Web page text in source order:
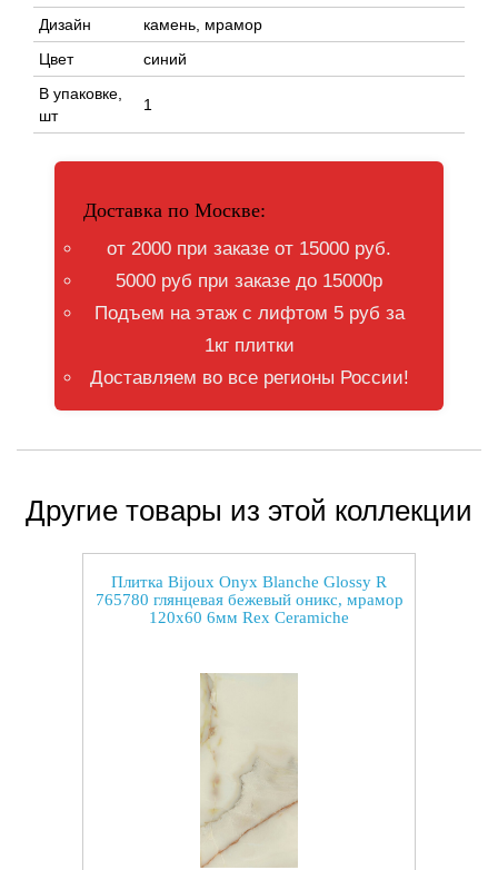
Дизайн
камень, мрамор
Цвет
синий
В упаковке,
шт
1
Доставка по Москве:
от 2000 при заказе от 15000 руб.
5000 руб при заказе до 15000р
Подъем на этаж с лифтом 5 руб за
1кг плитки
Доставляем во все регионы России!
Другие товары из этой коллекции
Плитка Bijoux Onyx Blanche Glossy R
765780 глянцевая бежевый оникс, мрамор
120x60 6мм Rex Ceramiche